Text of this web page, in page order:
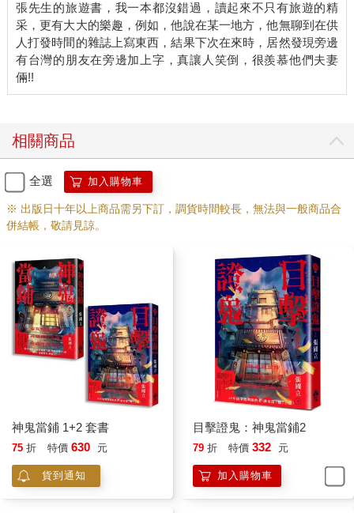
就超過三千公里，還有不只二十個鐵路便當，再加上各地風光，
人情、美食、文化歷史體驗，成為是我對北海道滿滿的回憶紀錄
在這本書裡。
還記得最後一次結束行程前我跟張國立說：不要再玩日本了，下
more Uni，No more Sashimi。」（意思是吃夠螃蟹、吃夠海膽、
鮮便當卻一再一再地躍出記憶，新鮮而幸福的滋味。
我很想說：請，再，給，我，一碗滿滿的海鮮丼吧！◎「太好
了」張行李員多聽話
旅行時有人排好行程、買好便當、訂好旅館、查好餐廳，其實很
不錯，只要必要時把兩扇耳朵與一張嘴關起來，也還能和平過日
子。不過依然有問題，領隊的計畫不容一絲一毫改變，只要稍有
變化，不得了，明明晴空萬里，一下子烏雲密布。
在稚內火車站曾遇到一家台灣人，顯然由女主人負責一切，但見
她忙著問時刻問月台，再問旅客服務中心怎麼搭巴士、怎麼去宗
谷岬。那是二月的冰冷季節，那位老公站在站內一角笑瞇瞇看著
計畫在複雜的過程中悲壯地進行，而小學生模樣的兒子則到處張
是的，一個家裡只能有一個領隊，其他成員若太多意見，除了討
人厭並製造旅途糾紛外，別無其他好處。
那天台灣來的兩個領隊聊起天，兩位行李員則各據一角，遙遙以
會心的微笑表達彼此的諒解。
張先生的旅遊書，我一本都沒錯過，讀起來不只有旅遊的精
采，更有大大的樂趣，例如，他說在某一地方，他無聊到在供
人打發時間的雜誌上寫東西，結果下次在來時，居然發現旁邊
有台灣的朋友在旁邊加上字，真讓人笑倒，很羨慕他們夫妻
相關商品
全選 加入購物車
※ 出版日十年以上商品需另下訂，調貨時間較長，無法與一般商品合
併結帳，敬請見諒。
神鬼當鋪 1+2 套書
75 折 特價 630 元
貨到通知
目擊證鬼：神鬼當鋪2
79 折 特價 332 元
加入購物車